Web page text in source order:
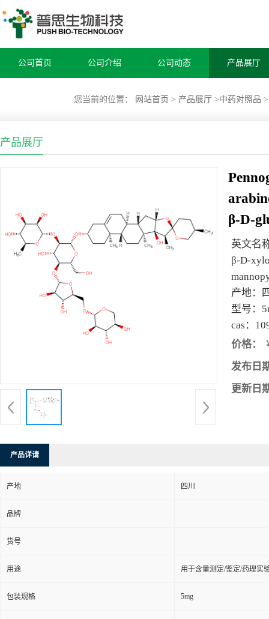
公司首页 公司介绍 公司动态 产品展厅
您当前的位置： 网站首页 > 产品展厅 >中药对照品 >
产品展厅
β-D-
英文名
β-D-
产地：
型号：
cas：
价格：
发布日
更新日
产品详请
产地 四川
品牌
货号
用途 用于含量测定/鉴定/药理实
包装规格 5mg